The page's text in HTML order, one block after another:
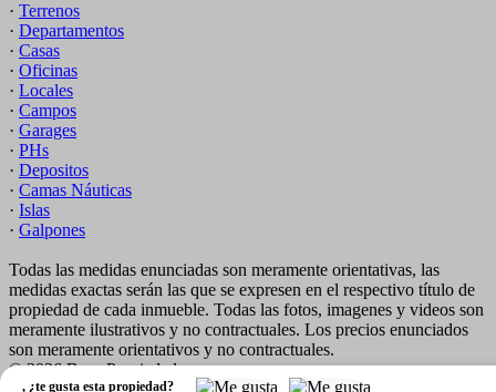
, ¿te gusta esta propiedad?
· Terrenos
· Departamentos
· Casas
· Oficinas
· Locales
· Campos
· Garages
· PHs
· Depositos
· Camas Náuticas
· Islas
· Galpones
Todas las medidas enunciadas son meramente orientativas, las
medidas exactas serán las que se expresen en el respectivo título de
propiedad de cada inmueble. Todas las fotos, imagenes y videos son
meramente ilustrativos y no contractuales. Los precios enunciados
son meramente orientativos y no contractuales.
© 2026 Bace Propiedades.